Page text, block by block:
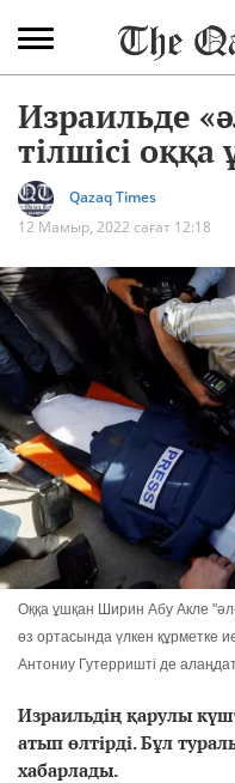
Израильде
тілшісі
Qazaq Times
12 Мамыр, 2022 сағат 12:18
Оққа ұшқан Ширин Абу Акле
өз ортасында үлкен құрметке
Антониу Гутерришті де
Израильдің қарулы
атып өлтірді. Бұл
хабарлады.